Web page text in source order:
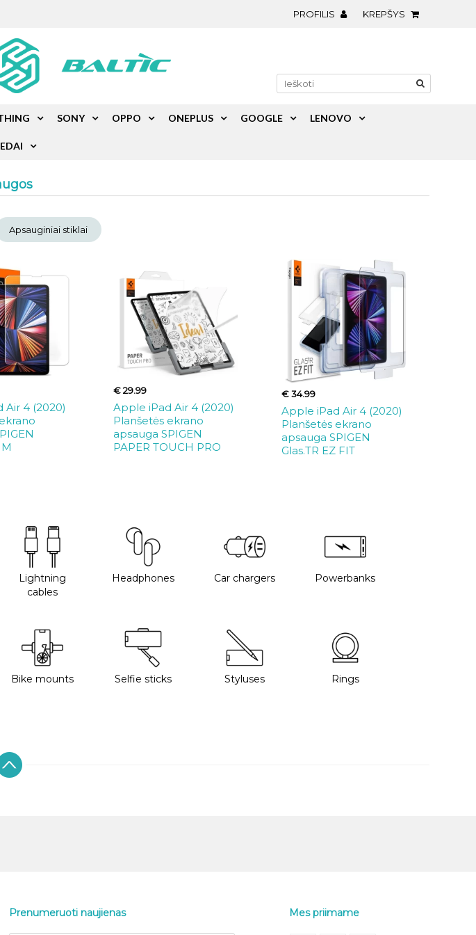
PROFILIS KREPŠYS
Apsauginiai stiklai
Air 4 (2020)
€ 29.99
Apple iPad Air 4 (2020)
Planšetės ekrano
apsauga SPIGEN
PAPER TOUCH PRO
€ 34.99
Apple iPad Air 4 (2020)
Planšetės ekrano
apsauga SPIGEN
Glas.TR EZ FIT
Lightning
cables
Headphones Car chargers Powerbanks
Bike mounts Selfie sticks Styluses Rings
SONY OPPO ONEPLUS GOOGLE LENOVO
Prenumeruoti naujienas Mes priimame